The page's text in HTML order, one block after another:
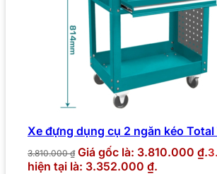
Xe đựng dụng cụ 2 ngăn kéo Total
3.810.000₫ Giá gốc là: 3.810.000 ₫.
hiện tại là: 3.352.000 ₫.